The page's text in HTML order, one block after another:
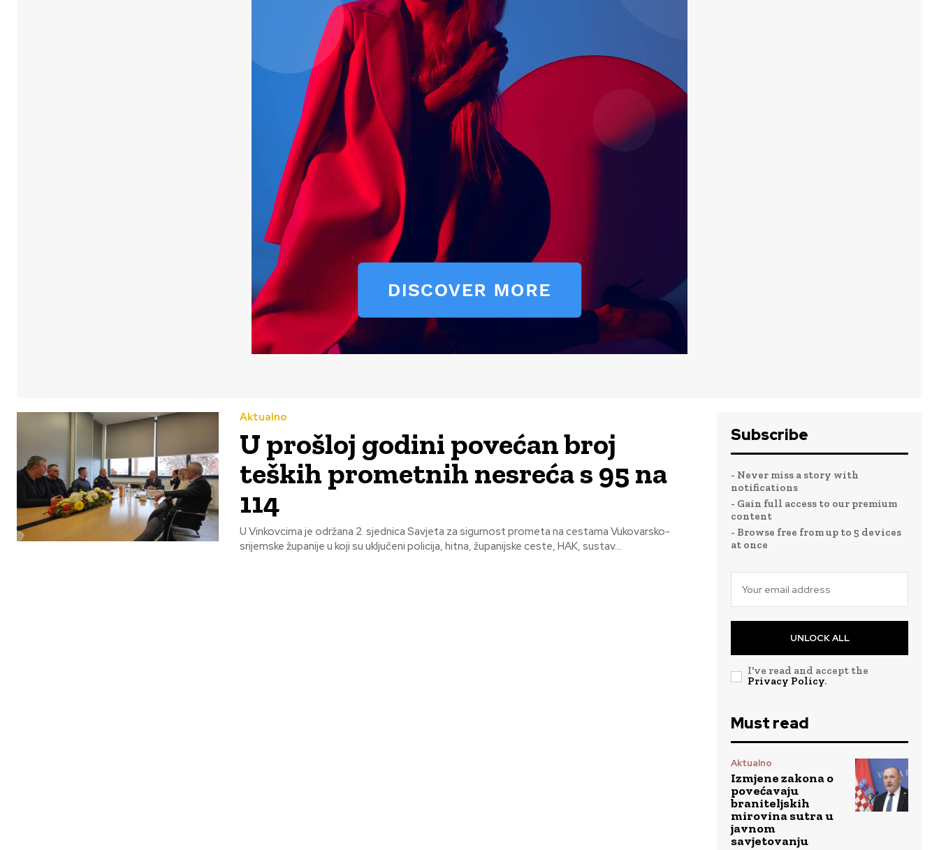
Aktualno
U prošloj godini povećan broj
teških prometnih nesreća s 95 na
114
U Vinkovcima je održana 2. sjednica Savjeta za sigurnost prometa na cestama Vukovarsko-
srijemske županije u koji su uključeni policija, hitna, županijske ceste, HAK, sustav...
Subscribe
- Never miss a story with
notifications
- Gain full access to our premium
content
- Browse free from up to 5 devices
at once
UNLOCK ALL
I've read and accept the
Privacy Policy.
Must read
Aktualno
Izmjene zakona o
povećavaju
braniteljskih
mirovina sutra u
javnom
savjetovanju